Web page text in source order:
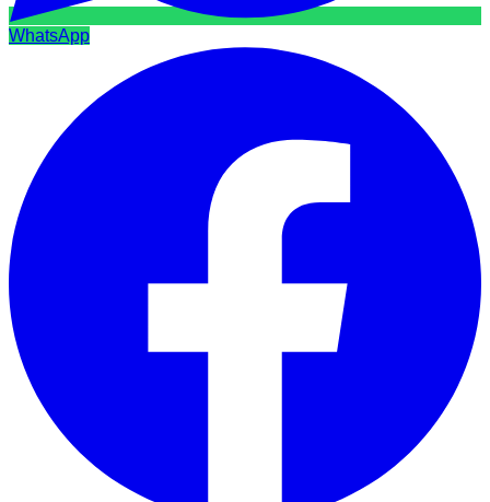
WhatsApp